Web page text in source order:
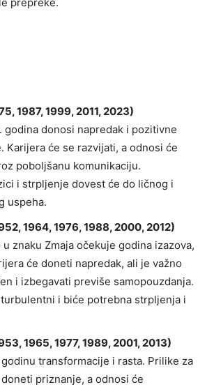
1987, 1999, 2011, 2023)
godina donosi napredak i pozitivne
Karijera će se razvijati, a odnosi će
poboljšanu komunikaciju.
i strpljenje dovest će do ličnog i
uspeha.
1964, 1976, 1988, 2000, 2012)
znaku Zmaja očekuje godina izazova,
će doneti napredak, ali je važno
i izbegavati previše samopouzdanja.
i biće potrebna strpljenja i
1965, 1977, 1989, 2001, 2013)
transformacije i rasta. Prilike za
priznanje, a odnosi će